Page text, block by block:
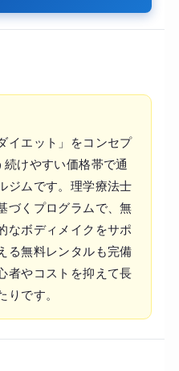
イエット」をコンセプ
けやすい価格帯で通
ジムです。理学療法士
づくプログラムで、無
なボディメイクをサポ
る無料レンタルも完備
者やコストを抑えて長
です。